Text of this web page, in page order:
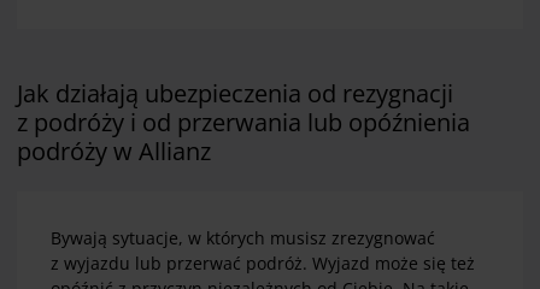
Jak działają ubezpieczenia od rezygnacji
z podróży i od przerwania lub opóźnienia
podróży w Allianz
Bywają sytuacje, w których musisz zrezygnować
z wyjazdu lub przerwać podróż. Wyjazd może się też